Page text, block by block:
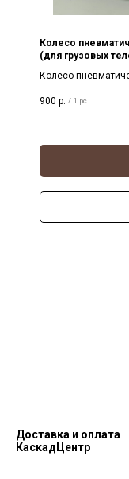
Колесо
(для грузовых
Колесо
900 р. / 1 pc
Доставка и оплата
КаскадЦентр